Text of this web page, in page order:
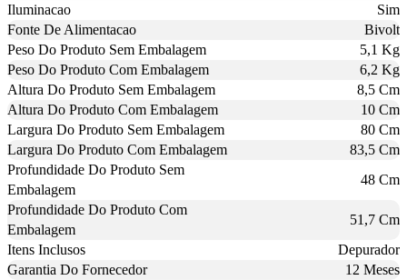
Iluminacao
Sim
Fonte De Alimentacao
Bivolt
Peso Do Produto Sem Embalagem
5,1 Kg
Peso Do Produto Com Embalagem
6,2 Kg
Altura Do Produto Sem Embalagem
8,5 Cm
Altura Do Produto Com Embalagem
10 Cm
Largura Do Produto Sem Embalagem
80 Cm
Largura Do Produto Com Embalagem
83,5 Cm
Profundidade Do Produto Sem
Embalagem
48 Cm
Profundidade Do Produto Com
Embalagem
51,7 Cm
Itens Inclusos
Depurador
Garantia Do Fornecedor
12 Meses